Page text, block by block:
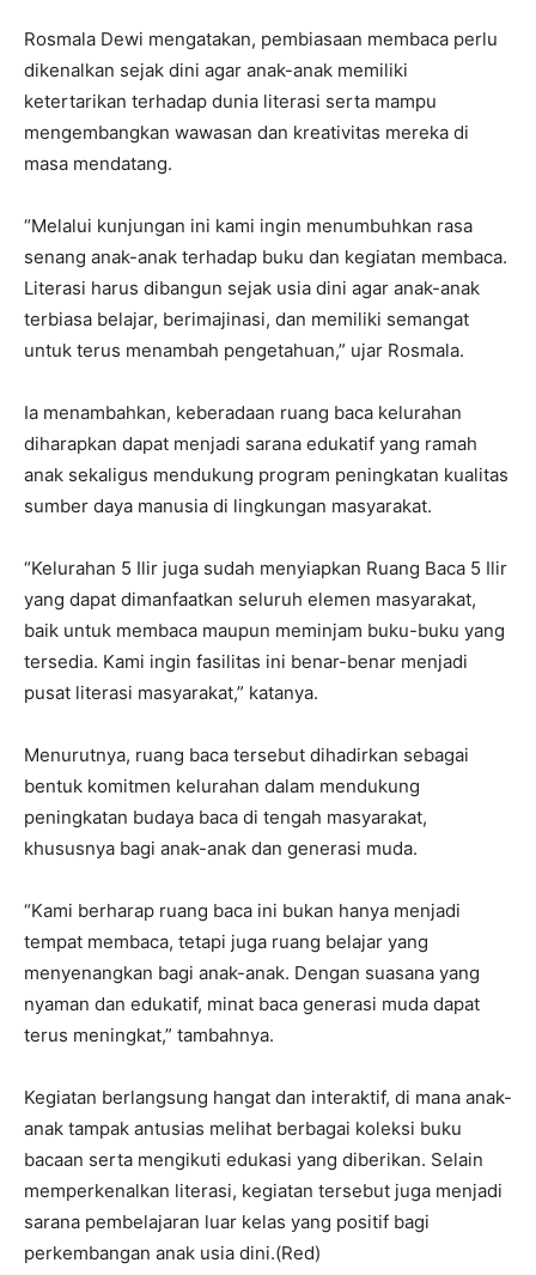
Rosmala Dewi mengatakan, pembiasaan membaca perlu
dikenalkan sejak dini agar anak-anak memiliki
ketertarikan terhadap dunia literasi serta mampu
mengembangkan wawasan dan kreativitas mereka di
masa mendatang.
“Melalui kunjungan ini kami ingin menumbuhkan rasa
senang anak-anak terhadap buku dan kegiatan membaca.
Literasi harus dibangun sejak usia dini agar anak-anak
terbiasa belajar, berimajinasi, dan memiliki semangat
untuk terus menambah pengetahuan,” ujar Rosmala.
Ia menambahkan, keberadaan ruang baca kelurahan
diharapkan dapat menjadi sarana edukatif yang ramah
anak sekaligus mendukung program peningkatan kualitas
sumber daya manusia di lingkungan masyarakat.
“Kelurahan 5 Ilir juga sudah menyiapkan Ruang Baca 5 Ilir
yang dapat dimanfaatkan seluruh elemen masyarakat,
baik untuk membaca maupun meminjam buku-buku yang
tersedia. Kami ingin fasilitas ini benar-benar menjadi
pusat literasi masyarakat,” katanya.
Menurutnya, ruang baca tersebut dihadirkan sebagai
bentuk komitmen kelurahan dalam mendukung
peningkatan budaya baca di tengah masyarakat,
khususnya bagi anak-anak dan generasi muda.
“Kami berharap ruang baca ini bukan hanya menjadi
tempat membaca, tetapi juga ruang belajar yang
menyenangkan bagi anak-anak. Dengan suasana yang
nyaman dan edukatif, minat baca generasi muda dapat
terus meningkat,” tambahnya.
Kegiatan berlangsung hangat dan interaktif, di mana anak-
anak tampak antusias melihat berbagai koleksi buku
bacaan serta mengikuti edukasi yang diberikan. Selain
memperkenalkan literasi, kegiatan tersebut juga menjadi
sarana pembelajaran luar kelas yang positif bagi
perkembangan anak usia dini.(Red)